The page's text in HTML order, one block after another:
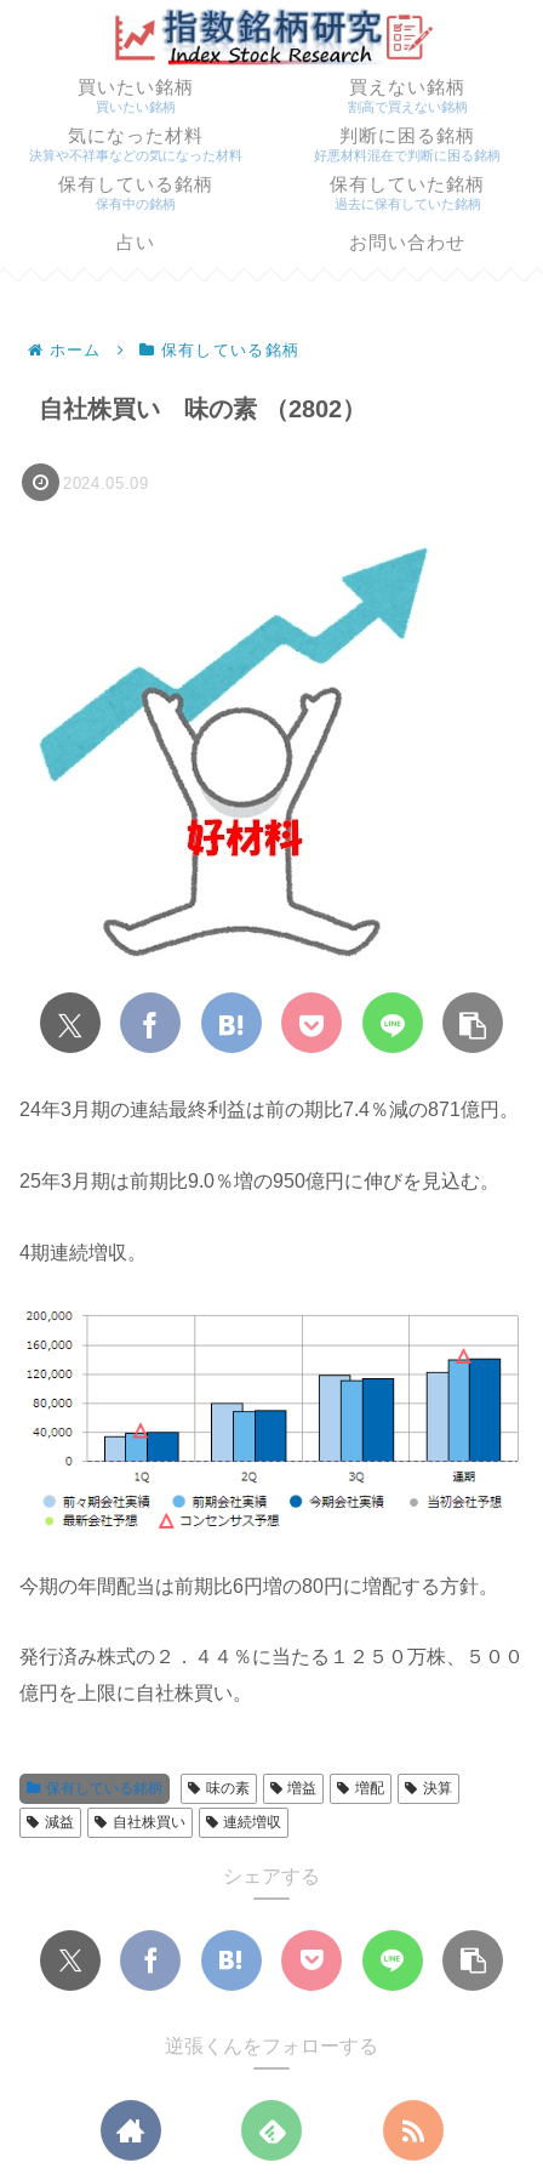
買いたい銘柄
買いたい銘柄
買えない銘柄
割高で買えない銘柄
気になった材料
決算や不祥事などの気になった材料
判断に困る銘柄
好悪材料混在で判断に困る銘柄
保有している銘柄
保有中の銘柄
保有していた銘柄
過去に保有していた銘柄
占い お問い合わせ
ホーム 保有している銘柄
自社株買い 味の素 （2802）
2024.05.09
24年3月期の連結最終利益は前の期比7.4％減の871億円。
25年3月期は前期比9.0％増の950億円に伸びを見込む。
4期連続増収。
今期の年間配当は前期比6円増の80円に増配する方針。
発行済み株式の２．４４％に当たる１２５０万株、５００
億円を上限に自社株買い。
保有している銘柄 味の素 増益 増配
決算
減益
自社株買い 連続増収
シェアする
逆張くんをフォローする